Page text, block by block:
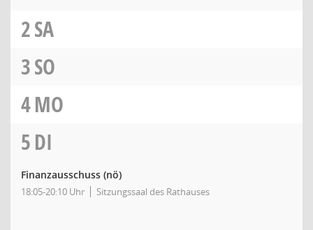
2SA
3SO
4MO
5DI
Finanzausschuss (nö)
18:05-20:10 Uhr Sitzungssaal des Rathauses